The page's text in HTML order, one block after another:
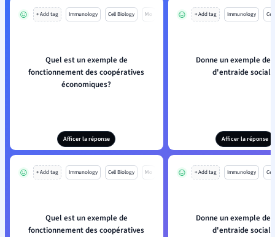
+ Add tag Immunology Cell Biology Mo
Quel est un exemple de
fonctionnement des coopératives
économiques?
Afficer la réponse
+ Add tag Immunology
Donne un exemple de
d'entraide
Afficer la réponse
+ Add tag Immunology Cell Biology Mo
Quel est un exemple de
fonctionnement des coopératives
+ Add tag Immunology
Donne un exemple de
d'entraide